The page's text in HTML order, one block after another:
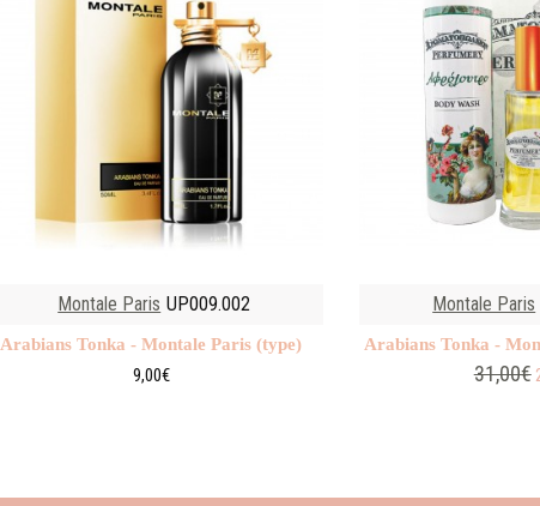
Montale Paris UP009.002
Arabians Tonka - Montale Paris (type)
9,00€
Montale Paris
Arabians Tonka -
31,00€